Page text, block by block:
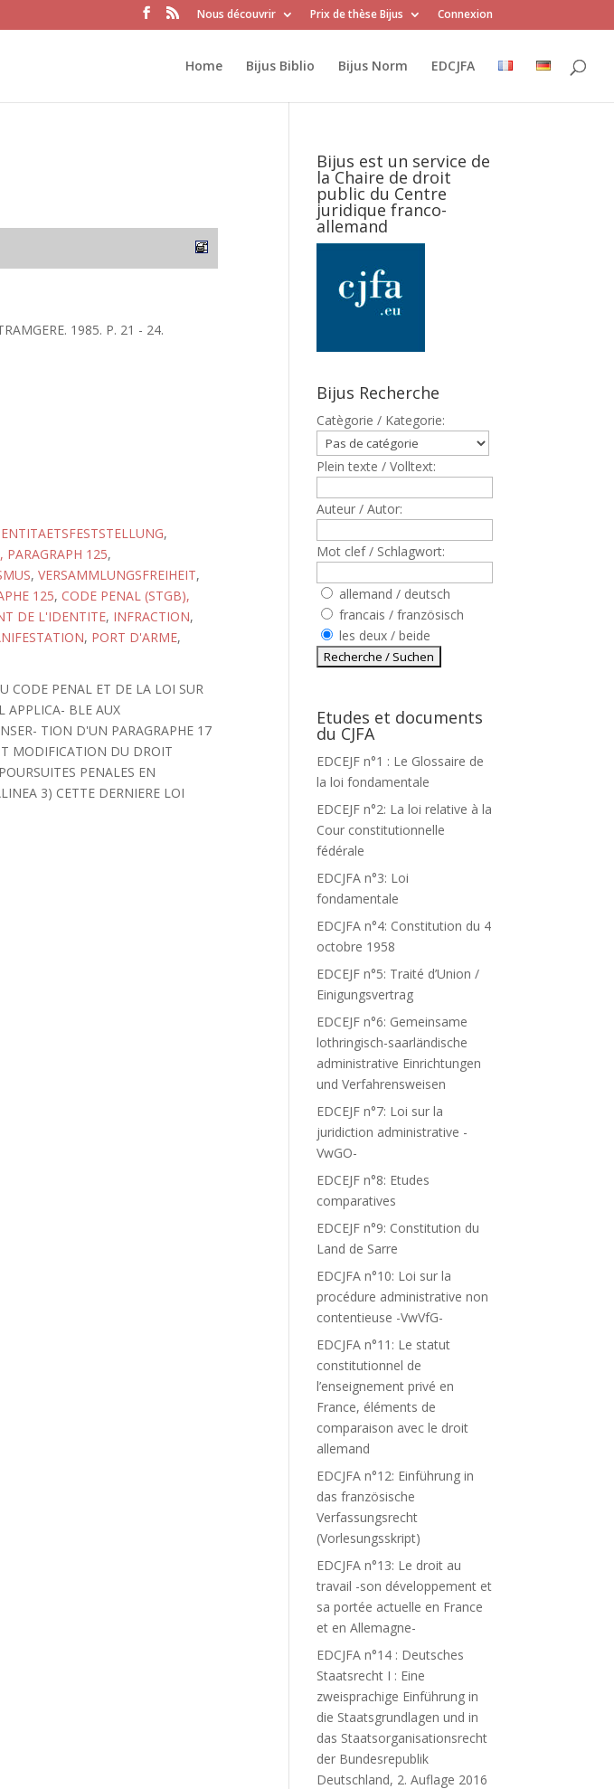
Nous découvrir Prix de thèse Bijus Connexion
Home Bijus Biblio Bijus Norm EDCJFA
1985. P. 21 - 24.
,
PARAGRAPH 125,
, VERSAMMLUNGSFREIHEIT,
125, CODE PENAL (STGB),
DE L'IDENTITE, INFRACTION,
, PORT D'ARME,
CODE PENAL ET DE LA LOI SUR
APPLICA- BLE AUX
TION D'UN PARAGRAPHE 17
MODIFICATION DU DROIT
PENALES EN
3) CETTE DERNIERE LOI
Bijus est un service de
la Chaire de droit
public du Centre
juridique franco-
allemand
Bijus Recherche
Catègorie / Kategorie:
Plein texte / Volltext:
Auteur / Autor:
Mot clef / Schlagwort:
allemand / deutsch
francais / französisch
les deux / beide
Etudes et documents
du CJFA
EDCEJF n°1 : Le Glossaire de
la loi fondamentale
EDCEJF n°2: La loi relative à la
Cour constitutionnelle
fédérale
EDCJFA n°3: Loi
fondamentale
EDCJFA n°4: Constitution du 4
octobre 1958
EDCEJF n°5: Traité d’Union /
Einigungsvertrag
EDCEJF n°6: Gemeinsame
lothringisch-saarländische
administrative Einrichtungen
und Verfahrensweisen
EDCEJF n°7: Loi sur la
juridiction administrative -
VwGO-
EDCEJF n°8: Etudes
comparatives
EDCEJF n°9: Constitution du
Land de Sarre
EDCJFA n°10: Loi sur la
procédure administrative non
contentieuse -VwVfG-
EDCJFA n°11: Le statut
constitutionnel de
l’enseignement privé en
France, éléments de
comparaison avec le droit
allemand
EDCJFA n°12: Einführung in
das französische
Verfassungsrecht
(Vorlesungsskript)
EDCJFA n°13: Le droit au
travail -son développement et
sa portée actuelle en France
et en Allemagne-
EDCJFA n°14 : Deutsches
Staatsrecht I : Eine
zweisprachige Einführung in
die Staatsgrundlagen und in
das Staatsorganisationsrecht
der Bundesrepublik
Deutschland, 2. Auflage 2016